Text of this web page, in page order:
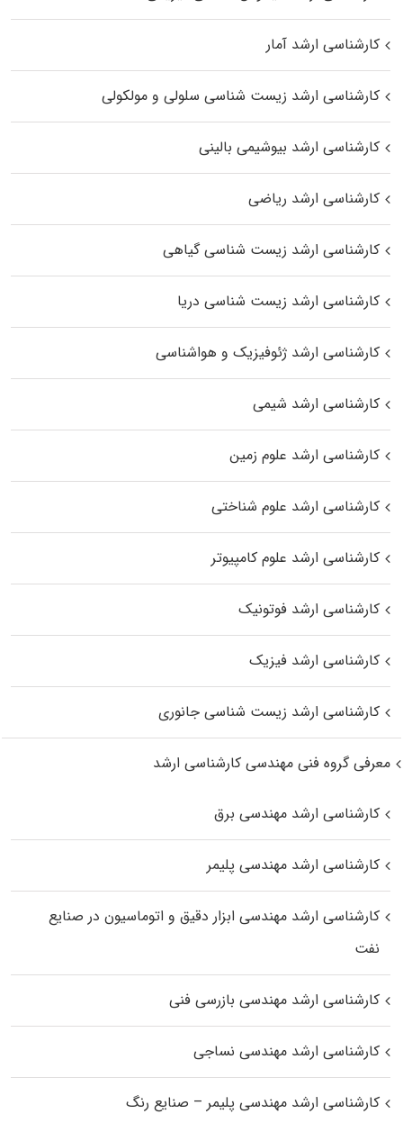
کارشناسی ارشد آمار
کارشناسی ارشد زیست شناسی سلولی و مولکولی
کارشناسی ارشد بیوشیمی بالینی
کارشناسی ارشد ریاضی
کارشناسی ارشد زیست‌ شناسی گیاهی
کارشناسی ارشد زیست‌ شناسی دریا
کارشناسی ارشد ژئوفیزیک و هواشناسی
کارشناسی ارشد شیمی
کارشناسی ارشد علوم زمین
کارشناسی ارشد علوم شناختی
کارشناسی ارشد علوم کامپیوتر
کارشناسی ارشد فوتونیک
کارشناسی ارشد فیزیک
کارشناسی ارشد زیست‌ شناسی جانوری
معرفی گروه فنی مهندسی کارشناسی ارشد
کارشناسی ارشد مهندسی برق
کارشناسی ارشد مهندسی پلیمر
کارشناسی ارشد مهندسی ابزار دقیق و اتوماسیون در صنایع
نفت
کارشناسی ارشد مهندسی بازرسی فنی
کارشناسی ارشد مهندسی نساجی
کارشناسی ارشد مهندسی پلیمر – صنایع رنگ